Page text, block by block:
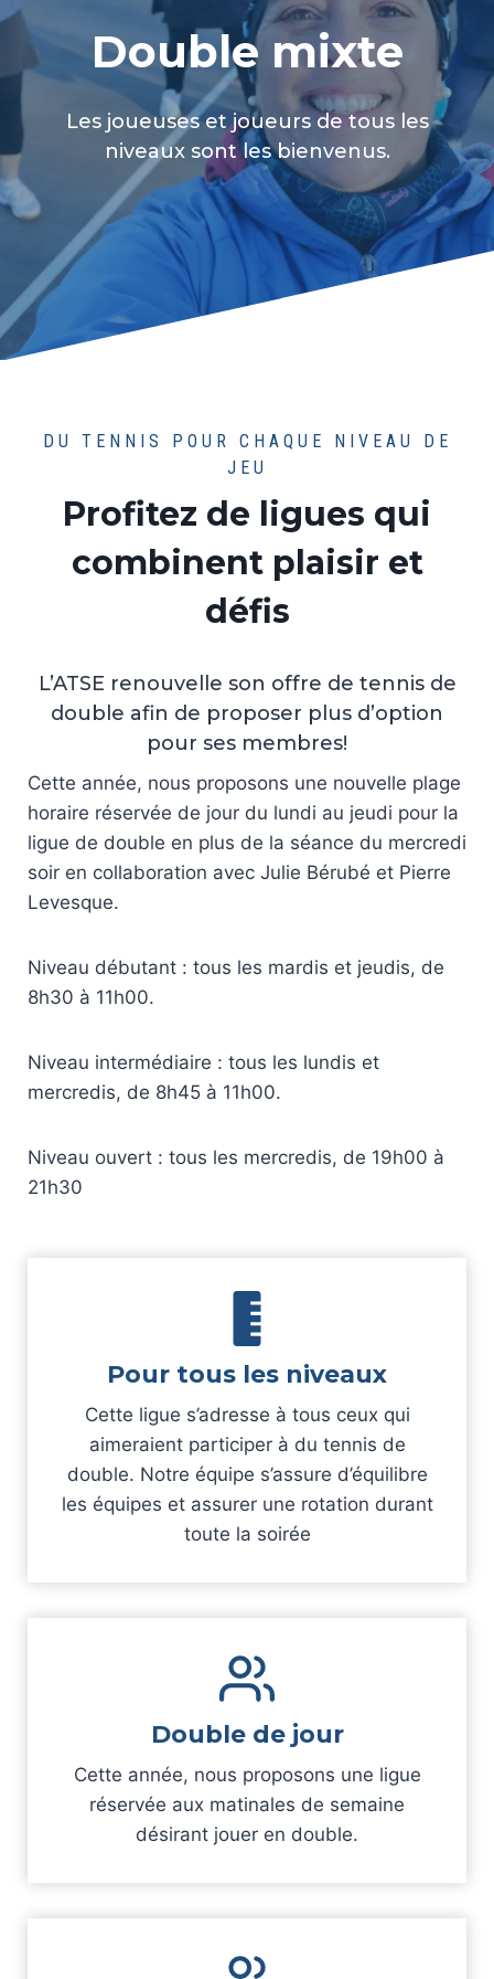
Double mixte
Les joueuses et joueurs de tous les
niveaux sont les bienvenus.
DU TENNIS POUR CHAQUE NIVEAU DE
JEU
Profitez de ligues qui
combinent plaisir et
défis
L’ATSE renouvelle son offre de tennis de
double afin de proposer plus d’option
pour ses membres!
Cette année, nous proposons une nouvelle plage
horaire réservée de jour du lundi au jeudi pour la
ligue de double en plus de la séance du mercredi
soir en collaboration avec Julie Bérubé et Pierre
Levesque.
Niveau débutant : tous les mardis et jeudis, de
8h30 à 11h00.
Niveau intermédiaire : tous les lundis et
mercredis, de 8h45 à 11h00.
Niveau ouvert : tous les mercredis, de 19h00 à
21h30
Pour tous les niveaux
Cette ligue s’adresse à tous ceux qui
aimeraient participer à du tennis de
double. Notre équipe s’assure d’équilibre
les équipes et assurer une rotation durant
toute la soirée
Double de jour
Cette année, nous proposons une ligue
réservée aux matinales de semaine
désirant jouer en double.